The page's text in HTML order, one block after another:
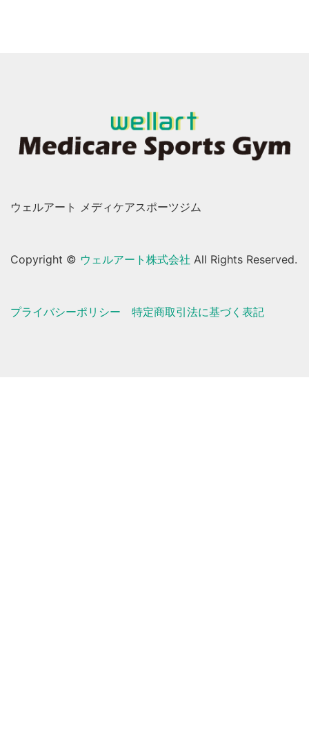
ウェルアート メディケアスポーツジム
Copyright © ウェルアート株式会社 All Rights Reserved.
プライバシーポリシー 特定商取引法に基づく表記